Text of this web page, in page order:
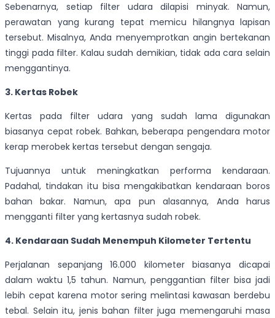
Sebenarnya, setiap filter udara dilapisi minyak. Namun,
perawatan yang kurang tepat memicu hilangnya lapisan
tersebut. Misalnya, Anda menyemprotkan angin bertekanan
tinggi pada filter. Kalau sudah demikian, tidak ada cara selain
menggantinya.
3. Kertas Robek
Kertas pada filter udara yang sudah lama digunakan
biasanya cepat robek. Bahkan, beberapa pengendara motor
kerap merobek kertas tersebut dengan sengaja.
Tujuannya untuk meningkatkan performa kendaraan.
Padahal, tindakan itu bisa mengakibatkan kendaraan boros
bahan bakar. Namun, apa pun alasannya, Anda harus
mengganti filter yang kertasnya sudah robek.
4. Kendaraan Sudah Menempuh Kilometer Tertentu
Perjalanan sepanjang 16.000 kilometer biasanya dicapai
dalam waktu 1,5 tahun. Namun, penggantian filter bisa jadi
lebih cepat karena motor sering melintasi kawasan berdebu
tebal. Selain itu, jenis bahan filter juga memengaruhi masa